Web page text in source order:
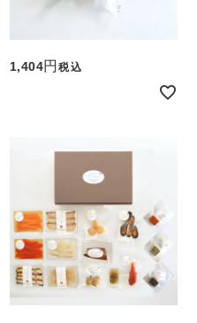
1,404 税込